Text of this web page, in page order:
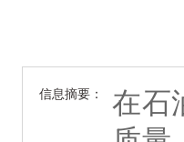
信息摘要：
在石